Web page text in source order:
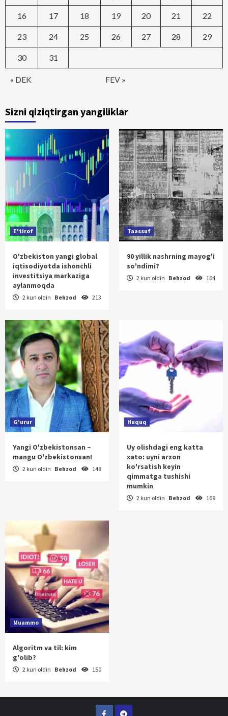
« DEK FEV »
16 17 18 19 20 21 22
23 24 25 26 27 28 29
30 31
Sizni qiziqtirgan yangiliklar
E'tirof
O'zbekiston yangi global
iqtisodiyotda ishonchli
investitsiya markaziga
aylanmoqda
2 kun oldin Behzod 213
Taassuf
90 yillik nashrning mayog'i
so'ndimi?
2 kun oldin Behzod 164
G'urur
Yangi O'zbekistonsan –
mangu O'zbekistonsan!
2 kun oldin Behzod 148
Huquq
Uy olishdagi eng katta
xato: uyni arzon
ko'rsatish keyin
qimmatga tushishi
mumkin
2 kun oldin Behzod 169
Muammo
Algoritm va til: kim
g'olib?
2 kun oldin Behzod 150
FacebookTelegram